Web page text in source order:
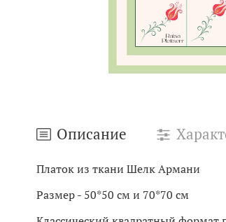
Описание
Платок из ткани Шелк Армани
Размер - 50*50 см и 70*70 см